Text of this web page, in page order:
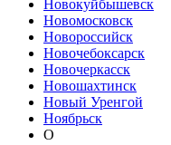
Новокуйбышевск
Новомосковск
Новороссийск
Новочебоксарск
Новочеркасск
Новошахтинск
Новый Уренгой
Ноябрьск
О